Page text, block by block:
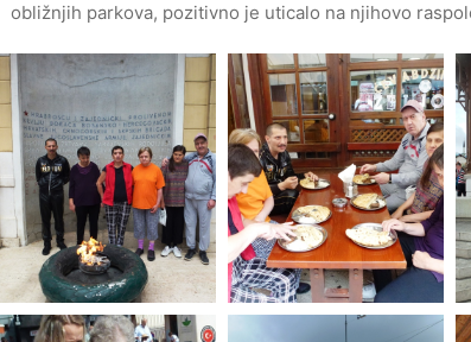
obližnjih parkova, pozitivno je uticalo na njihovo